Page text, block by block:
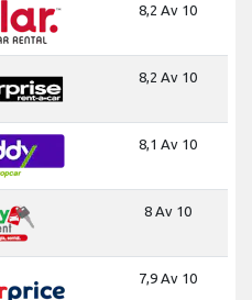
8,2 Av 10
8,2 Av 10
8,1 Av 10
8 Av 10
7,9 Av 10